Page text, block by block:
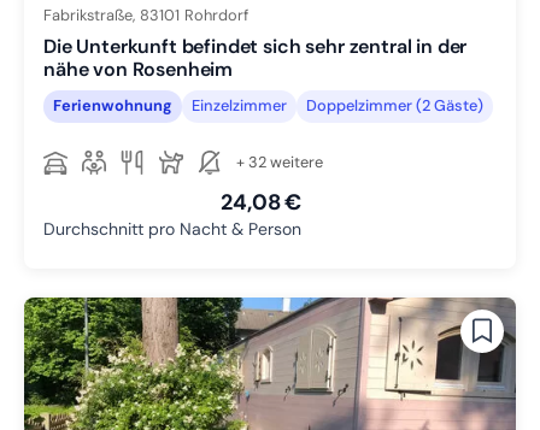
Fabrikstraße, 83101 Rohrdorf
Die Unterkunft befindet sich sehr zentral in der
nähe von Rosenheim
Ferienwohnung Einzelzimmer Doppelzimmer (2 Gäste)
+ 32 weitere
24,08 €
Durchschnitt pro Nacht & Person